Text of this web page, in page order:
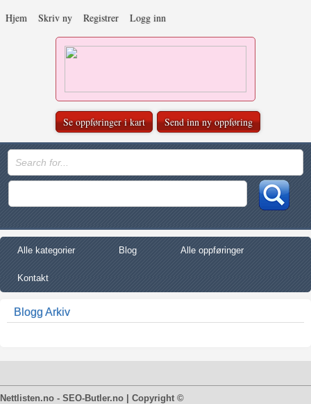
Hjem Skriv ny Registrer Logg inn
Se oppføringer i kart Send inn ny oppføring
Alle kategorier Blog Alle oppføringer
Kontakt
Blogg Arkiv
Nettlisten.no - SEO-Butler.no | Copyright ©